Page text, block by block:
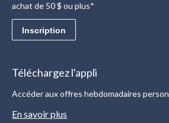
achat de 50 $ ou plus*
Inscription
Téléchargez l'appli
Accéder aux offres hebdomadaires
En savoir plus